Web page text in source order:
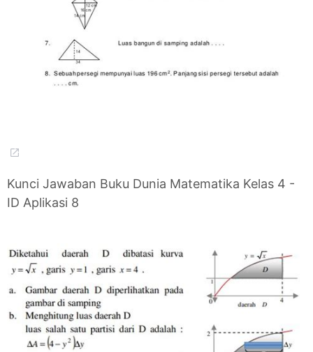
Kunci Jawaban Buku Dunia Matematika Kelas 4 -
ID Aplikasi 8